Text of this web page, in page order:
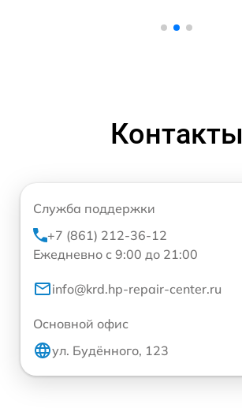
Контакты
Служба поддержки
+7 (861) 212-36-12
Ежедневно с 9:00 до 21:00
info@krd.hp-repair-center.ru
Основной офис
ул. Будённого, 123